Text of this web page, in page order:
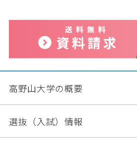
高野山大学の概要
選抜（入試）情報